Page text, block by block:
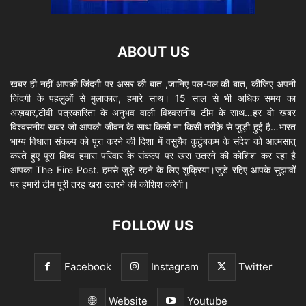
ABOUT US
खबर ही नहीं आपकी जिंदगी पर असर की बात ,जानिए पल-पल की बात, कीजिए अपनी
जिंदगी के पहलुओं से मुलाकात, हमारे साथ। 15 साल से भी अधिक समय का
अख़बार,टीवी पत्रकारिता के अनुभव वाली विश्वसनीय टीम के साथ…हर वो खबर
विश्वसनीय खबर जो आपको जीवन के साथ किसी ना किसी तरीक़े से जुड़ी हुई है…भारत
भाग्य विधाता संकल्प को पूरा करने की दिशा में वसुधैव कुटुंबकम के संदेश को आत्मसात्
करते हुए पूरा विश्व हमारा परिवार के संकल्प पर खरा उतरने की कोशिश कर रहा है
आपका The Fire Post. हमसे जुड़े रहने के लिए शुक्रिया।जुडे रहिए आपके सुझावों
पर हमारी टीम पूरी तरह खरा उतरने की कोशिश करेगी।
FOLLOW US
Facebook Instagram Twitter
Website Youtube